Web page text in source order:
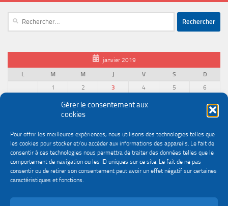
Gérer le consentement aux
cookies
Pour offrir les meilleures expériences, nous utilisons des technologies telles que
les cookies pour stocker et/ou accéder aux informations des appareils. Le fait de
consentir à ces technologies nous permettra de traiter des données telles que le
comportement de navigation ou les ID uniques sur ce site. Le fait de ne pas
consentir ou de retirer son consentement peut avoir un effet négatif sur certaines
caractéristiques et fonctions.
janvier 2019
L
M M J V S
D
1
2 3 4 5
6
9
16
20
30
« Déc
Fév »